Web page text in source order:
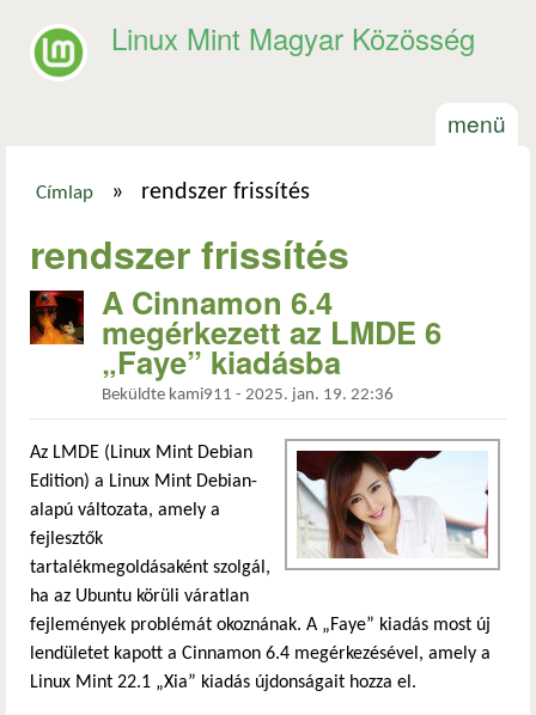
Linux Mint Magyar Közösség
menü
Címlap » rendszer frissítés
rendszer frissítés
A Cinnamon 6.4
megérkezett az LMDE 6
„Faye” kiadásba
Beküldte kami911 - 2025. jan. 19. 22:36
Az LMDE (Linux Mint Debian
Edition) a Linux Mint Debian-
alapú változata, amely a
fejlesztők
tartalékmegoldásaként szolgál,
ha az Ubuntu körüli váratlan
fejlemények problémát okoznának. A „Faye” kiadás most új
lendületet kapott a Cinnamon 6.4 megérkezésével, amely a
Linux Mint 22.1 „Xia” kiadás újdonságait hozza el.